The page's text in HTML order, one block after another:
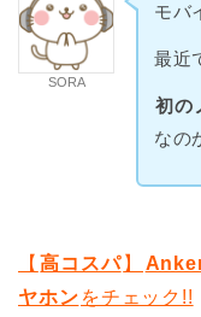
SORA
モバ
最近
初の
なの
【 高コスパ 】
ヤホン をチェック!!